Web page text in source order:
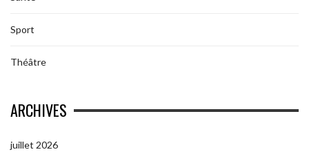
Sport
Théâtre
ARCHIVES
juillet 2026